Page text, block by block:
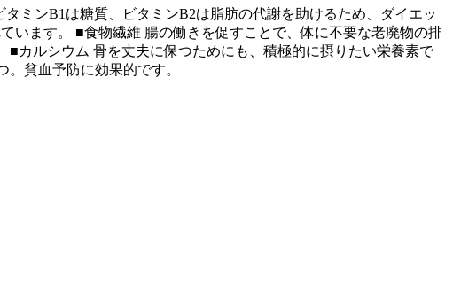
ミンB1は糖質、ビタミンB2は脂肪の代謝を助けるため、ダイエッ
います。 ■食物繊維 腸の働きを促すことで、体に不要な老廃物の排
カルシウム 骨を丈夫に保つためにも、積極的に摂りたい栄養素で
貧血予防に効果的です。